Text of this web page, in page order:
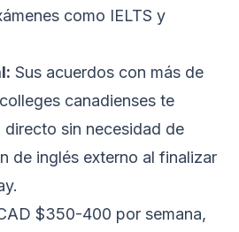
como IELTS y
Sus acuerdos con más de
canadienses te
directo sin necesidad de
de inglés externo al finalizar
$350-400 por semana,